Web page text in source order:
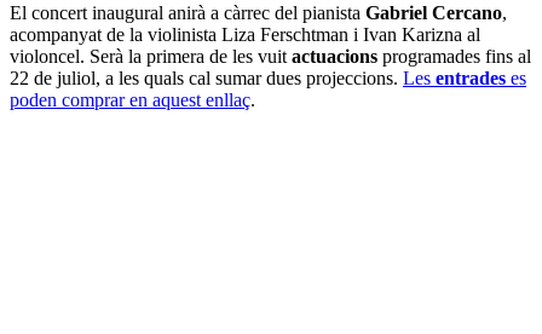
El concert inaugural anirà a càrrec del pianista Gabriel Cercano,
acompanyat de la violinista Liza Ferschtman i Ivan Karizna al
violoncel. Serà la primera de les vuit actuacions programades fins al
22 de juliol, a les quals cal sumar dues projeccions. Les entrades es
poden comprar en aquest enllaç.